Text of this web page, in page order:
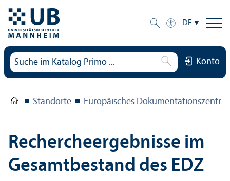
DE
Konto
Standorte Europäisches
Rechercheergebnisse im
Gesamtbestand des EDZ